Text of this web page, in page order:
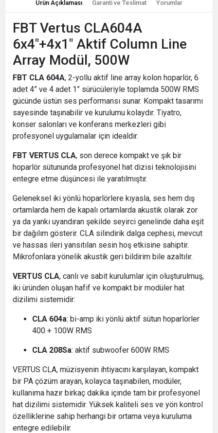
Ürün Açıklaması Garanti ve Teslimat Yorumlar
FBT Vertus CLA604A
6x4"+4x1" Aktif Column Line
Array Modül, 500W
FBT CLA 604A, 2-yollu aktif line array kolon hoparlör, 6
adet 4” ve 4 adet 1” sürücüleriyle toplamda 500W RMS
gücünde üstün ses performansı sunar. Kompakt tasarımı
sayesinde taşınabilir ve kurulumu kolaydır. Tiyatro,
konser salonları ve konferans merkezleri gibi
profesyonel uygulamalar için idealdir.
FBT VERTUS CLA, son derece kompakt ve şık bir
hoparlör sütununda profesyonel hat dizisi teknolojisini
entegre etme düşüncesi ile yaratılmıştır.
Geleneksel iki yönlü hoparlörlere kıyasla, ses hem dış
ortamlarda hem de kapalı ortamlarda akustik olarak zor
ya da yankı uyandıran şekilde seyirci genelinde daha eşit
bir dağılım gösterir. CLA silindirik dalga cephesi, mevcut
ve hassas ileri yansıtılan sesin hoş etkisine sahiptir.
Mikrofonlara yönelik akustik geri bildirim bile azaltılır.
VERTUS CLA, canlı ve sabit kurulumlar için oluşturulmuş,
iki üründen oluşan hafif ve kompakt bir modüler hat
dizilimi sistemidir:
CLA 604a: bi-amp iki yönlü aktif sütun hoparlörler
400 + 100W RMS
CLA 208Sa: aktif subwoofer 600W RMS
VERTUS CLA, müzisyenin ihtiyacını karşılayan, kompakt
bir PA çözüm arayan, kolayca taşınabilen, modüler,
kullanıma hazır birkaç dakika içinde tam bir profesyonel
hat dizilimi sistemidir. Yüksek kaliteli ses ve yön kontrol
özelliklerine sahip herhangi bir ortama veya kuruluma
entegre edilebilir.